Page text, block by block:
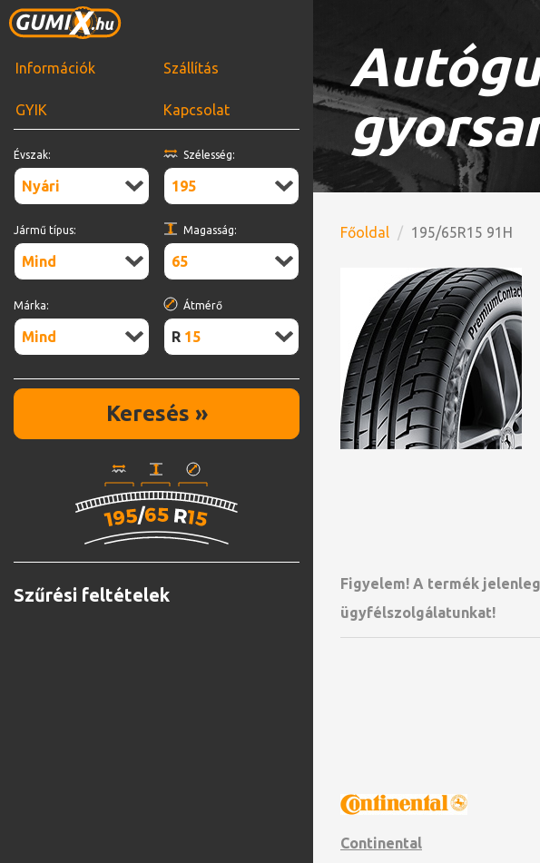
Információk Szállítás
GYIK Kapcsolat
Évszak:
Nyári
Jármű típus:
Mind
Márka:
Mind
Szélesség:
195
Magasság:
65
Átmérő
R15
Keresés »
Szűrési feltételek
Főoldal 195/65R15 91H
Figyelem! A termék
ügyfélszolgálatunkat!
Continental